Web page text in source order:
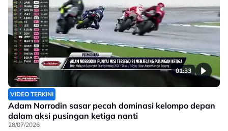
01:33
VIDEO TERKINI
Adam Norrodin sasar pecah dominasi kelompo depan
dalam aksi pusingan ketiga nanti
28/07/2026